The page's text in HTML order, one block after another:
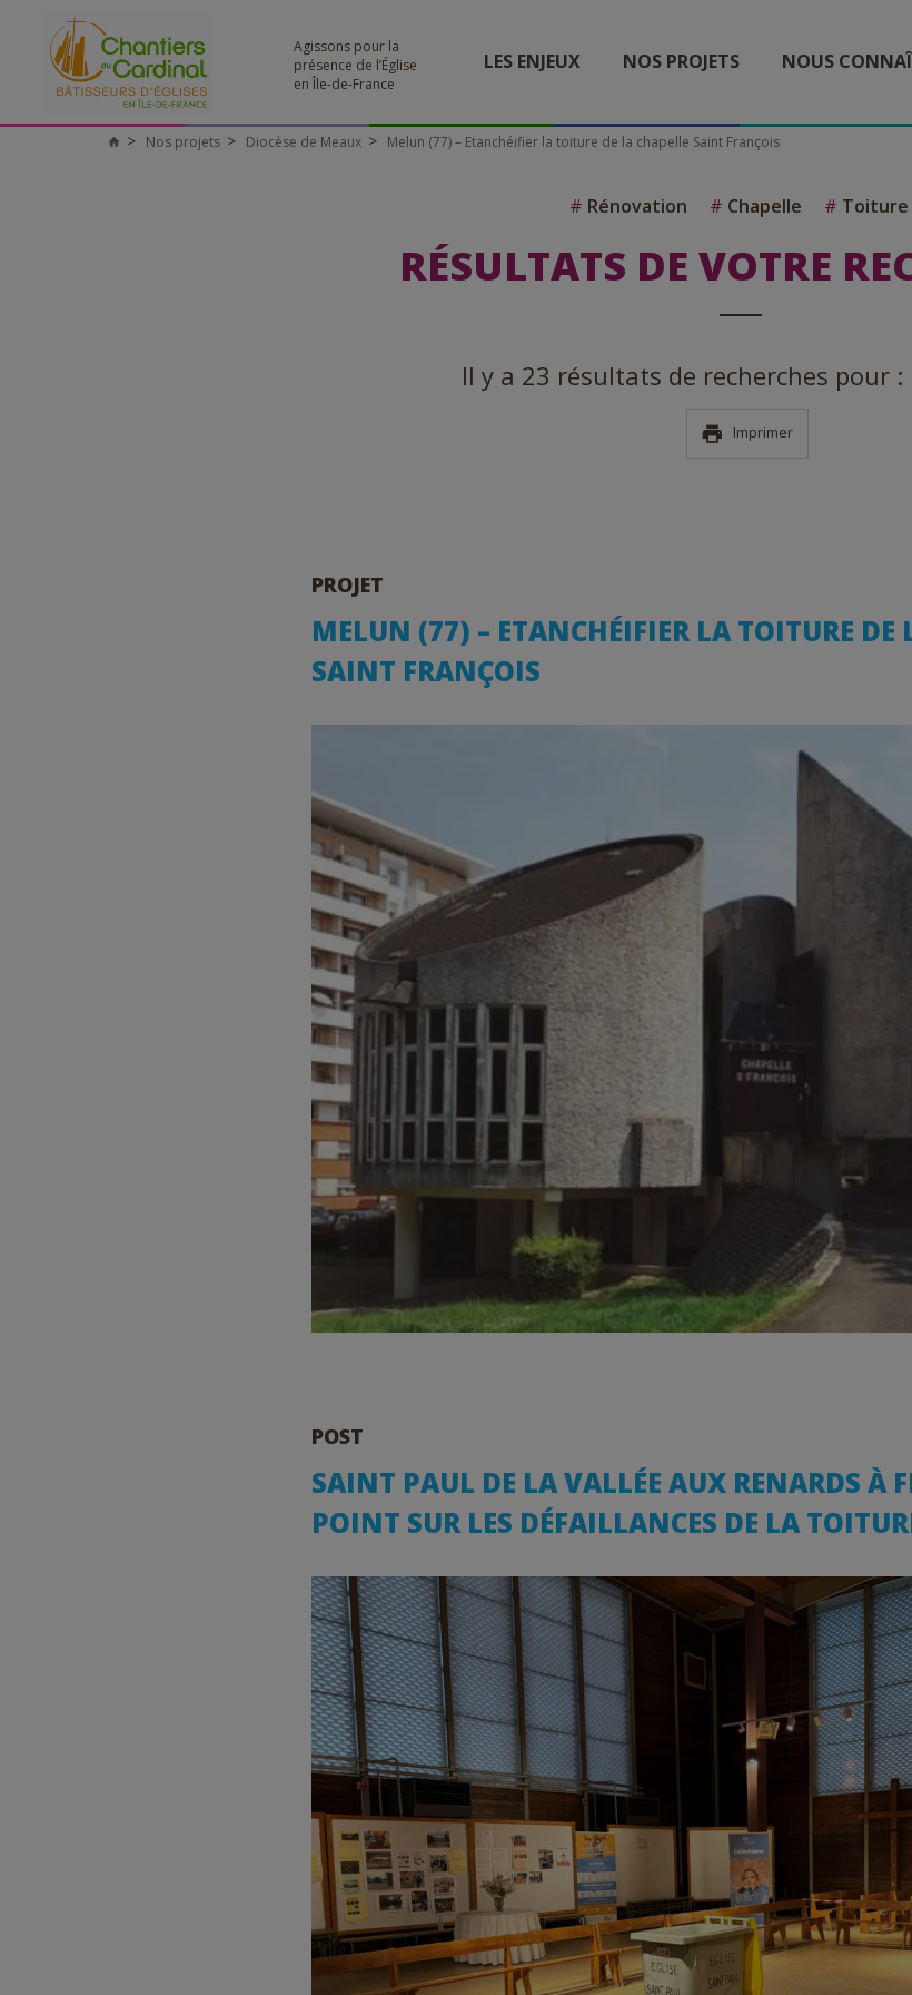
Agissons pour la
présence de l’Église
en Île-de-France
LES ENJEUX NOS PROJETS NOUS
Nos projets Diocèse de Meaux Melun (77) – Etanchéifier la toiture de la chapelle Saint François
# Rénovation # Chapelle # Toiture
RÉSULTATS DE VOTRE
Il y a 23 résultats de recherches pour
Imprimer
PROJET
MELUN (77) – ETANCHÉIFIER LA TOITURE DE
SAINT FRANÇOIS
POST
SAINT PAUL DE LA VALLÉE AUX RENARDS À
POINT SUR LES DÉFAILLANCES DE LA